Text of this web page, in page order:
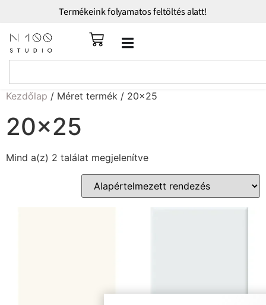
Termékeink folyamatos feltöltés alatt!
Kezdőlap / Méret termék / 20x25
20x25
Mind a(z) 2 találat megjelenítve